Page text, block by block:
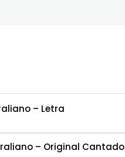
– Letra
– Original Cantado